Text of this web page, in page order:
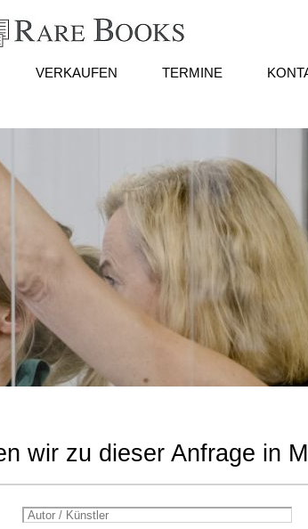
VERKAUFEN TERMINE
wir zu dieser Anfrage in